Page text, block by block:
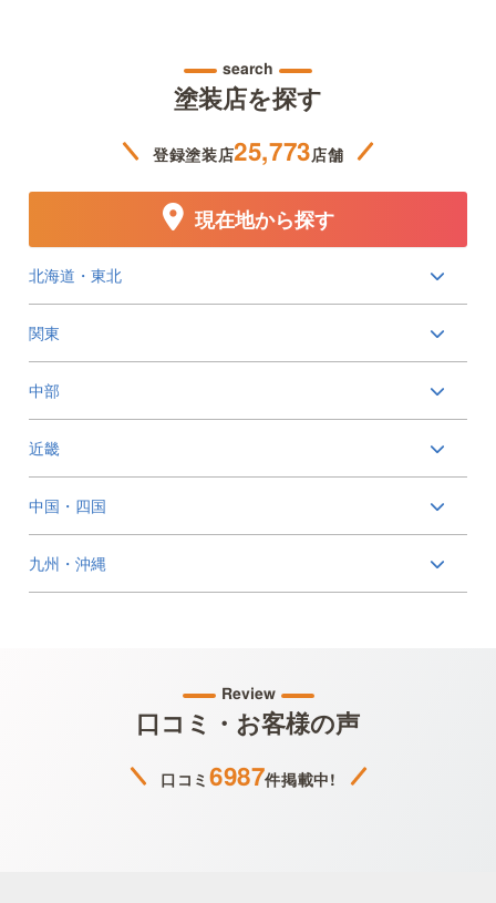
search
塗装店を探す
登録塗装店25,773店舗
北海道・東北
関東
中部
近畿
中国・四国
九州・沖縄
現在地から探す
Review
口コミ・お客様の声
口コミ 6987件掲載中!